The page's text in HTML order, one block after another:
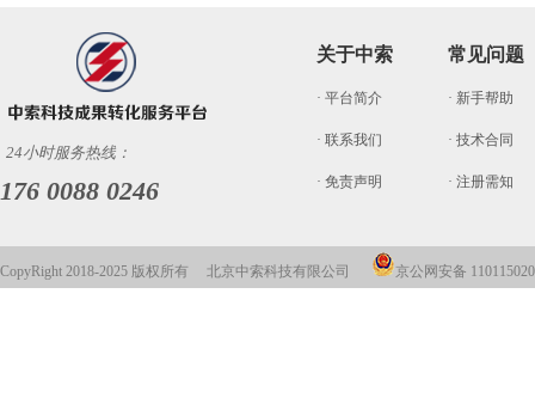
24小时服务热线：
176 0088 0246
关于中索
· 平台简介
· 联系我们
· 免责声明
常见问题
· 新手帮助
· 技术合同
· 注册需知
CopyRight 2018-2025 版权所有 北京中索科技有限公司 京公网安备